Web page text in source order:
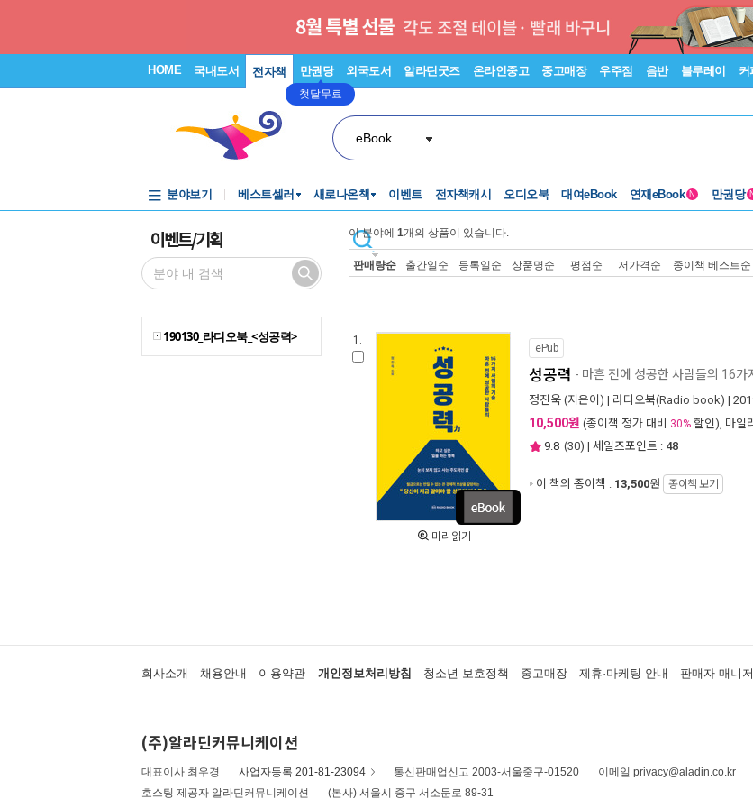
HOME 국내도서 전자책 만권당
첫달무료
외국도서 알라딘굿즈 온라인중고 중고매장 우주점 음반 블루레이 커
eBook
분야보기 베스트셀러 새로나온책 이벤트 전자책캐시 오디오북 대여eBook 연재eBook N 만권당 N
이벤트/기획
190130_라디오북_<성공력>
이 분야에 1개의 상품이 있습니다.
판매량순 출간일순 등록일순 상품명순 평점순 저가격순 종이책 베스트순
1.
미리읽기
ePub
성공력 - 마흔 전에 성공한 사람들의 16가
정진욱 (지은이) | 라디오북(Radio book) |
10,500원 (종이책 정가 대비 30% 할인), 마일
9.8 (30) | 세일즈포인트 : 48
이 책의 종이책 : 13,500원 종이책 보기
회사소개 채용안내 이용약관 개인정보처리방침 청소년 보호정책 중고매장 제휴·마케팅 안내 판매자 매니저
(주)알라딘커뮤니케이션
대표이사 최우경 사업자등록 201-81-23094 통신판매업신고 2003-서울중구-01520
이메일 privacy@aladin.co.kr
호스팅 제공자 알라딘커뮤니케이션
(본사) 서울시 중구 서소문로 89-31